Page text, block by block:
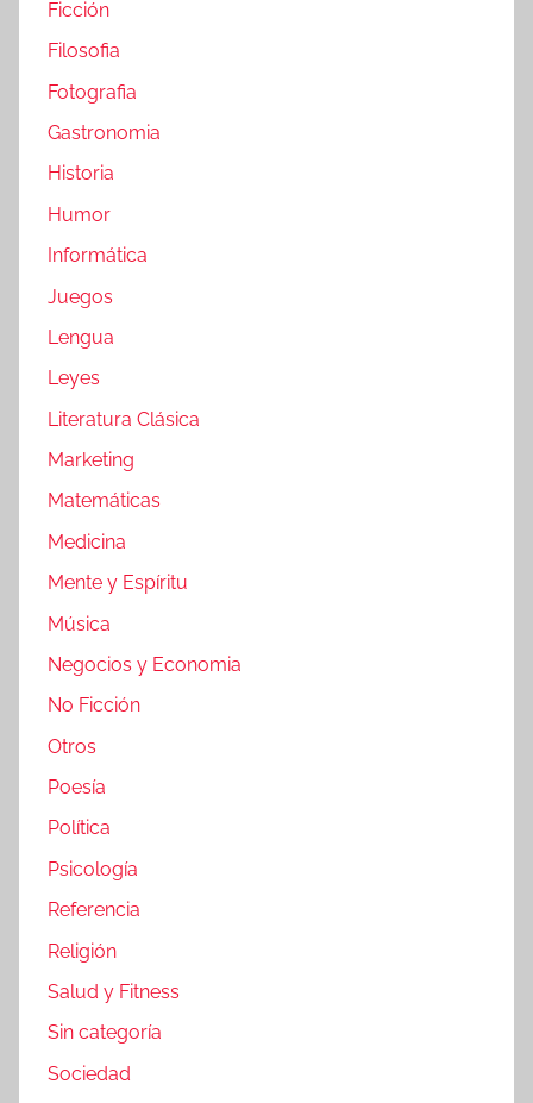
Ficción
Filosofia
Fotografia
Gastronomia
Historia
Humor
Informática
Juegos
Lengua
Leyes
Literatura Clásica
Marketing
Matemáticas
Medicina
Mente y Espíritu
Música
Negocios y Economia
No Ficción
Otros
Poesía
Política
Psicología
Referencia
Religión
Salud y Fitness
Sin categoría
Sociedad